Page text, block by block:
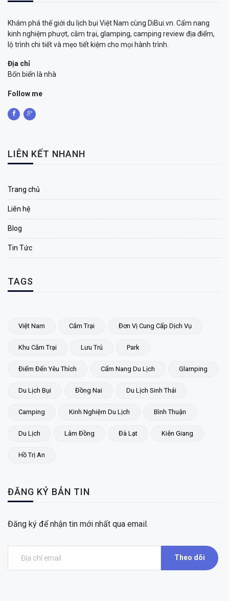
Khám phá thế giới du lịch bụi Việt Nam cùng DiBui.vn. Cẩm nang
kinh nghiệm phượt, cắm trại, glamping, camping review địa điểm,
lộ trình chi tiết và mẹo tiết kiệm cho mọi hành trình.
Địa chỉ
Bốn biển là nhà
Follow me
LIÊN KẾT NHANH
Trang chủ
Liên hệ
Blog
Tin Tức
TAGS
Việt Nam Cắm Trại Đơn Vị Cung Cấp Dịch Vụ
Khu Cắm Trại Lưu Trú Park
Điểm Đến Yêu Thích Cẩm Nang Du Lịch Glamping
Du Lịch Bụi Đồng Nai Du Lịch Sinh Thái
Camping Kinh Nghiệm Du Lịch Bình Thuận
Du Lịch Lâm Đồng Đà Lạt Kiên Giang
Hồ Trị An
ĐĂNG KÝ BẢN TIN
Đăng ký để nhận tin mới nhất qua email.
Theo dõi